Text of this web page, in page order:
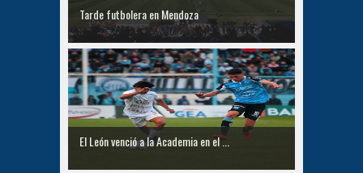
Tarde futbolera en Mendoza
El León venció a la Academia en el ...